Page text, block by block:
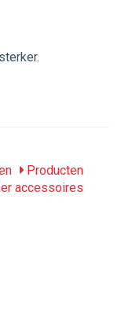
Producten
accessoires